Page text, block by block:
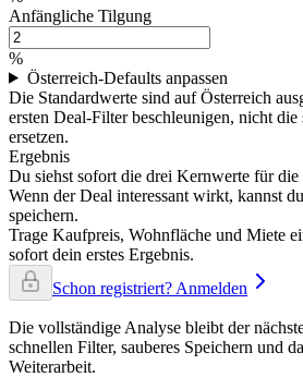
Anfängliche Tilgung
%
Österreich-Defaults anpassen
Die Standardwerte sind auf Österreich
ersten Deal-Filter beschleunigen, nicht
ersetzen.
Ergebnis
Du siehst sofort die drei Kernwerte für die
Wenn der Deal interessant wirkt, kannst
speichern.
Trage Kaufpreis, Wohnfläche und Miete
sofort dein erstes Ergebnis.
Schon registriert? Anmelden
Die vollständige Analyse bleibt der
schnellen Filter, sauberes Speichern und
Weiterarbeit.